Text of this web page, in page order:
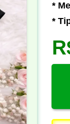
*
*